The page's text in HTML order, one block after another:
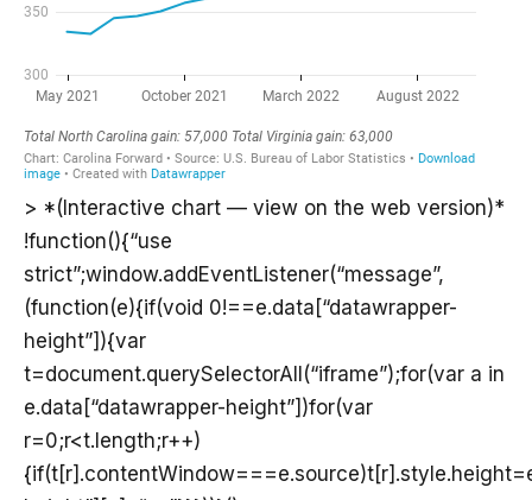
> *(Interactive chart — view on the web version)*
!function(){“use
strict”;window.addEventListener(“message”,
(function(e){if(void 0!==e.data[“datawrapper-
height”]){var
t=document.querySelectorAll(“iframe”);for(var a in
e.data[“datawrapper-height”])for(var
r=0;r<t.length;r++)